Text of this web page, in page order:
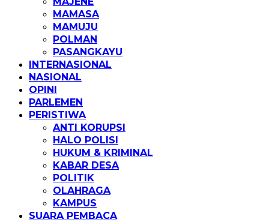
MAMASA
MAMUJU
POLMAN
PASANGKAYU
INTERNASIONAL
NASIONAL
OPINI
PARLEMEN
PERISTIWA
ANTI KORUPSI
HALO POLISI
HUKUM & KRIMINAL
KABAR DESA
POLITIK
OLAHRAGA
KAMPUS
SUARA PEMBACA